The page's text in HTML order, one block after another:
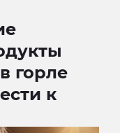
горле
к